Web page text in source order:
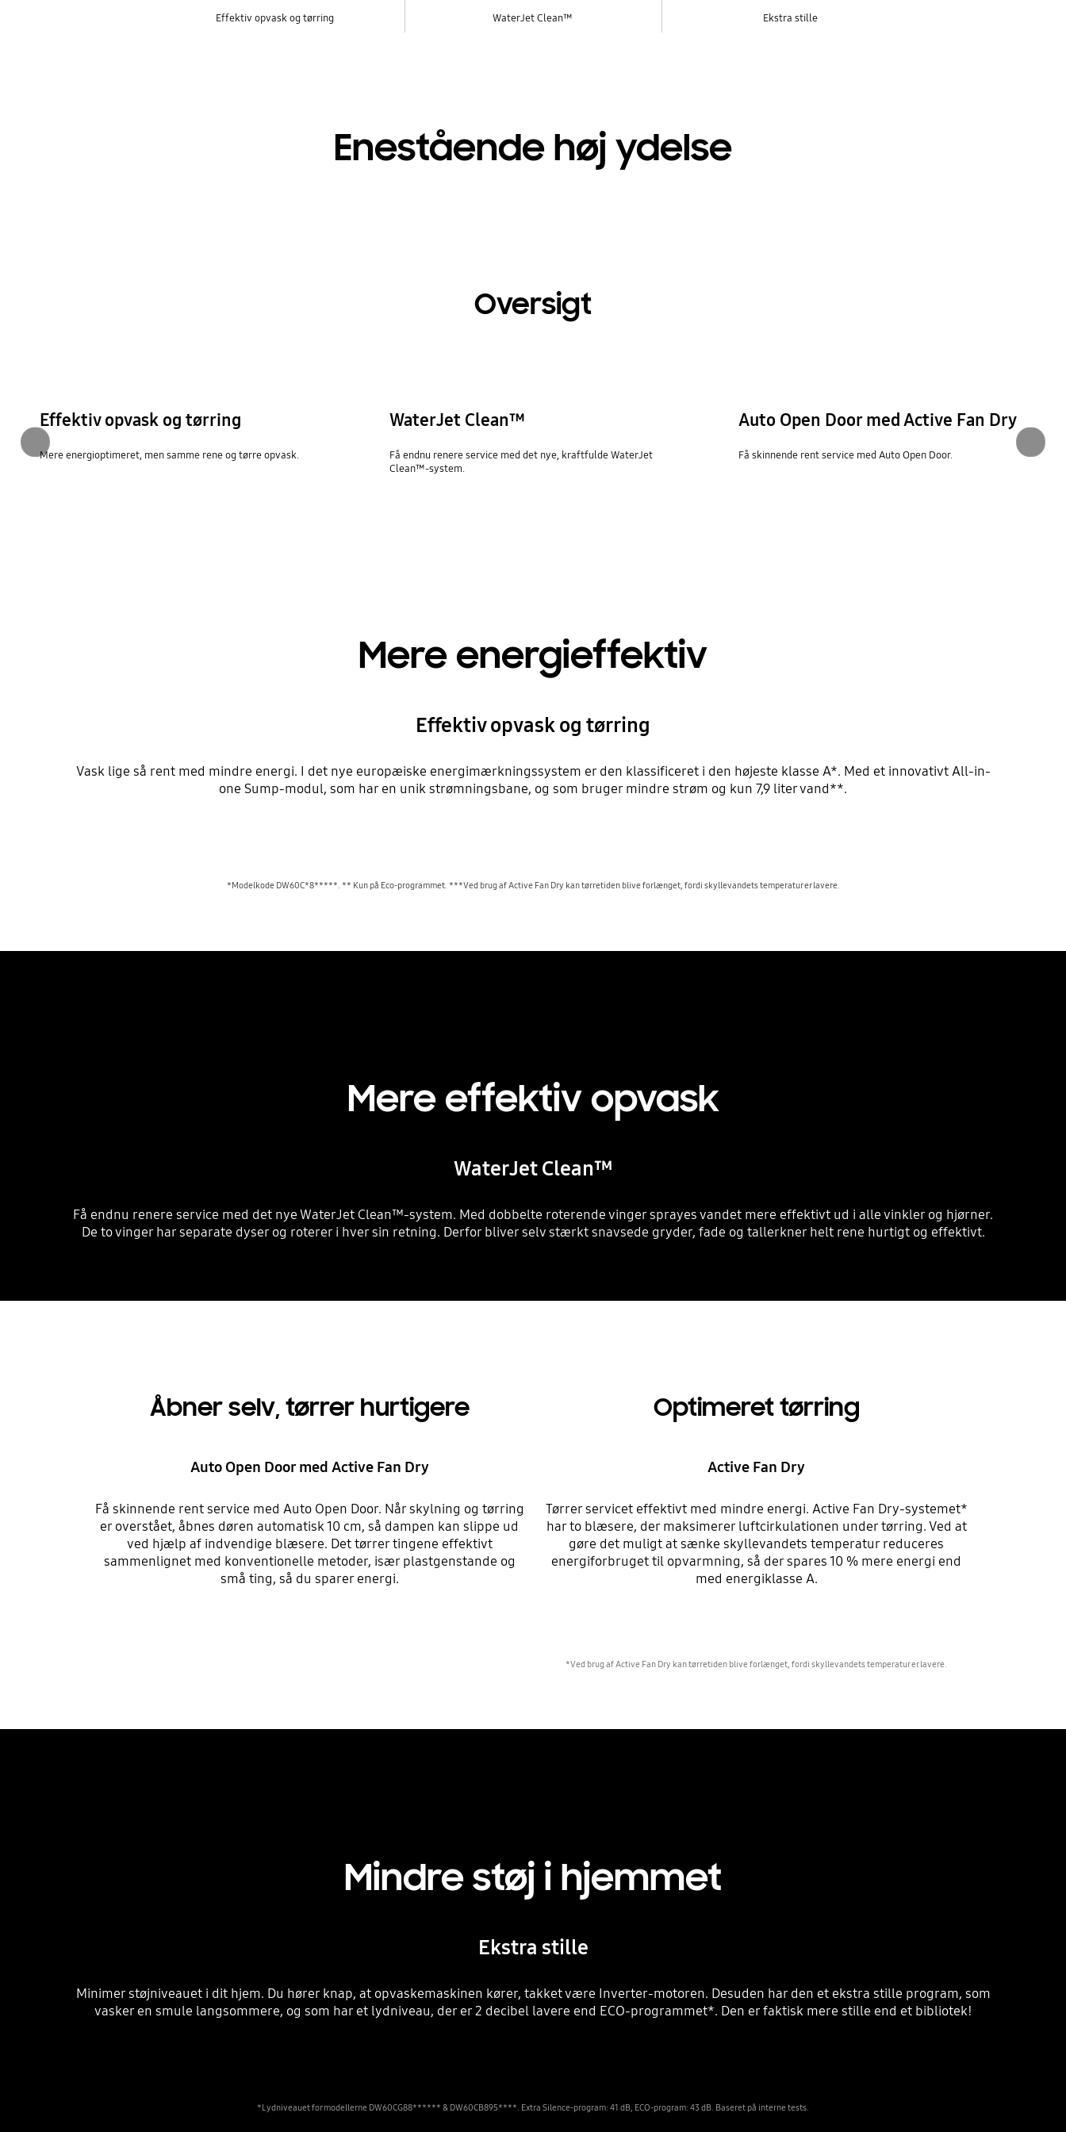
Effektiv opvask og tørring WaterJet Clean™ Ekstra stille
Enestående høj ydelse
Oversigt
Effektiv opvask og tørring
Mere energioptimeret, men samme rene og tørre opvask.
WaterJet Clean™
Få endnu renere service med det nye, kraftfulde WaterJet
Clean™-system.
Auto Open Door med Active Fan Dry
Få skinnende rent service med Auto Open Door.
Mere energieffektiv
Effektiv opvask og tørring
Vask lige så rent med mindre energi. I det nye europæiske energimærkningssystem er den klassificeret i den højeste klasse A*. Med et innovativt All-in-
one Sump-modul, som har en unik strømningsbane, og som bruger mindre strøm og kun 7,9 liter vand**.
*Modelkode DW60C*8*****. ** Kun på Eco-programmet. ***Ved brug af Active Fan Dry kan tørretiden blive forlænget, fordi skyllevandets temperatur er lavere.
Mere effektiv opvask
WaterJet Clean™
Få endnu renere service med det nye WaterJet Clean™-system. Med dobbelte roterende vinger sprayes vandet mere effektivt ud i alle vinkler og hjørner.
De to vinger har separate dyser og roterer i hver sin retning. Derfor bliver selv stærkt snavsede gryder, fade og tallerkner helt rene hurtigt og effektivt.
Åbner selv, tørrer hurtigere
Auto Open Door med Active Fan Dry
Få skinnende rent service med Auto Open Door. Når skylning og tørring
er overstået, åbnes døren automatisk 10 cm, så dampen kan slippe ud
ved hjælp af indvendige blæsere. Det tørrer tingene effektivt
sammenlignet med konventionelle metoder, især plastgenstande og
små ting, så du sparer energi.
Optimeret tørring
Active Fan Dry
Tørrer servicet effektivt med mindre energi. Active Fan Dry-systemet*
har to blæsere, der maksimerer luftcirkulationen under tørring. Ved at
gøre det muligt at sænke skyllevandets temperatur reduceres
energiforbruget til opvarmning, så der spares 10 % mere energi end
med energiklasse A.
*Ved brug af Active Fan Dry kan tørretiden blive forlænget, fordi skyllevandets temperatur er lavere.
Mindre støj i hjemmet
Ekstra stille
Minimer støjniveauet i dit hjem. Du hører knap, at opvaskemaskinen kører, takket være Inverter-motoren. Desuden har den et ekstra stille program, som
vasker en smule langsommere, og som har et lydniveau, der er 2 decibel lavere end ECO-programmet*. Den er faktisk mere stille end et bibliotek!
*Lydniveauet for modellerne DW60CG88****** & DW60CB895****. Extra Silence-program: 41 dB, ECO-program: 43 dB. Baseret på interne tests.